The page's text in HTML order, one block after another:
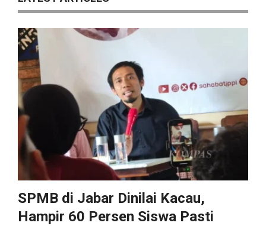
SPMB di Jabar Dinilai Kacau,
Hampir 60 Persen Siswa Pasti